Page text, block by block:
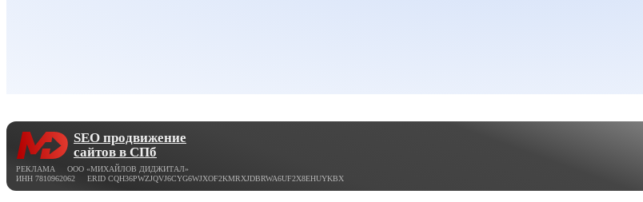
SEO продвижение
сайтов в СПб
РЕКЛАМА ООО «МИХАЙЛОВ ДИДЖИТАЛ»
ИНН 7810962062 ERID CQH36PWZJQVJ6CYG6WJXOF2KMRXJDBRWA6UF2X8EHUYKBX